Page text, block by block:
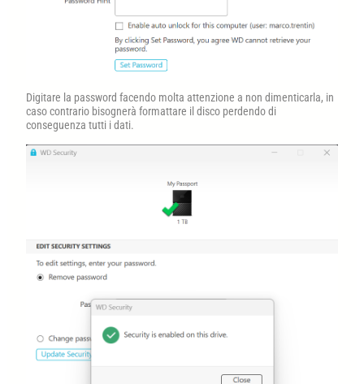
Digitare la password facendo molta attenzione a non dimenticarla, in
caso contrario bisognerà formattare il disco perdendo di
conseguenza tutti i dati.